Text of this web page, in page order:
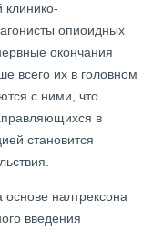
клинико-
опиоидных
окончания
всего их в головном
с ними, что
в
становится
налтрексона
введения